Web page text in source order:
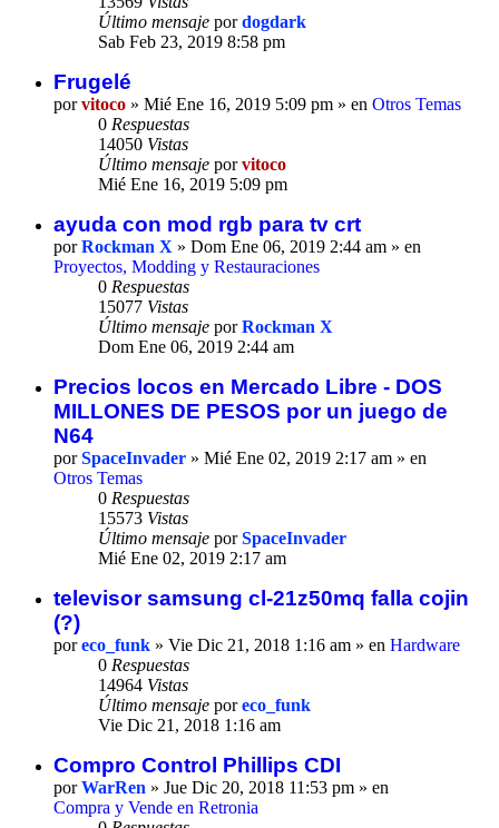
Último mensaje pordogdark
Sab Feb 23, 2019 8:58 pm
Frugelé
porvitoco » Mié Ene 16, 2019 5:09 pm » en Otros Temas
0 Respuestas
14050 Vistas
Último mensaje porvitoco
Mié Ene 16, 2019 5:09 pm
ayuda con mod rgb para tv crt
porRockman X » Dom Ene 06, 2019 2:44 am » en
Proyectos, Modding y Restauraciones
0 Respuestas
15077 Vistas
Último mensaje porRockman X
Dom Ene 06, 2019 2:44 am
Precios locos en Mercado Libre - DOS
MILLONES DE PESOS por un juego de
N64
porSpaceInvader » Mié Ene 02, 2019 2:17 am » en
Otros Temas
0 Respuestas
15573 Vistas
Último mensaje porSpaceInvader
Mié Ene 02, 2019 2:17 am
televisor samsung cl-21z50mq falla cojin
(?)
poreco_funk » Vie Dic 21, 2018 1:16 am » en Hardware
0 Respuestas
14964 Vistas
Último mensaje poreco_funk
Vie Dic 21, 2018 1:16 am
Compro Control Phillips CDI
porWarRen » Jue Dic 20, 2018 11:53 pm » en
Compra y Vende en Retronia